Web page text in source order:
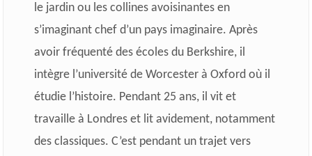
le jardin ou les collines avoisinantes en
s’imaginant chef d’un pays imaginaire. Après
avoir fréquenté des écoles du Berkshire, il
intègre l’université de Worcester à Oxford où il
étudie l’histoire. Pendant 25 ans, il vit et
travaille à Londres et lit avidement, notamment
des classiques. C’est pendant un trajet vers